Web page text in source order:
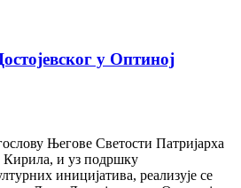
у Оптиној
Његове Светости Патријарха
Кирила, и уз подршку
иницијатива, реализује се